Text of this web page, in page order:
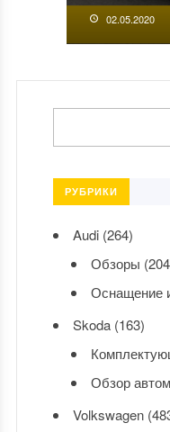
02.05.2020
РУБРИКИ
Audi(264)
Обзоры
Оснащение
Skoda(163)
Обзор
Volkswagen